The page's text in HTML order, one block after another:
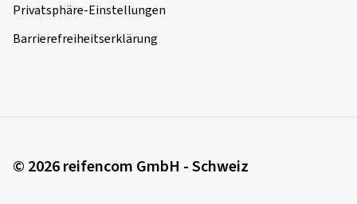
Privatsphäre-Einstellungen
Barrierefreiheitserklärung
© 2026 reifencom GmbH - Schweiz